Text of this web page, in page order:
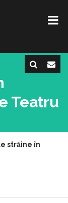
Teatru
străine în